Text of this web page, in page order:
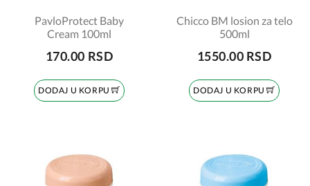
PavloProtect Baby
Cream 100ml
170.00 RSD
DODAJ U KORPU
Chicco BM losion za telo
500ml
1550.00 RSD
DODAJ U KORPU